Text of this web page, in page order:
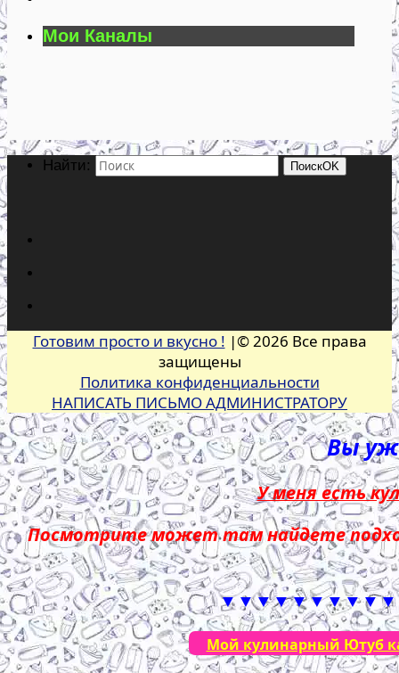
Мои Каналы
Найти: ПоискOK
Готовим просто и вкусно ! |© 2026 Все права
защищены
Политика конфиденциальности
НАПИСАТЬ ПИСЬМО АДМИНИСТРАТОРУ
Вы
У меня есть
Посмотрите может там найдете
Мой кулинарный Ютуб